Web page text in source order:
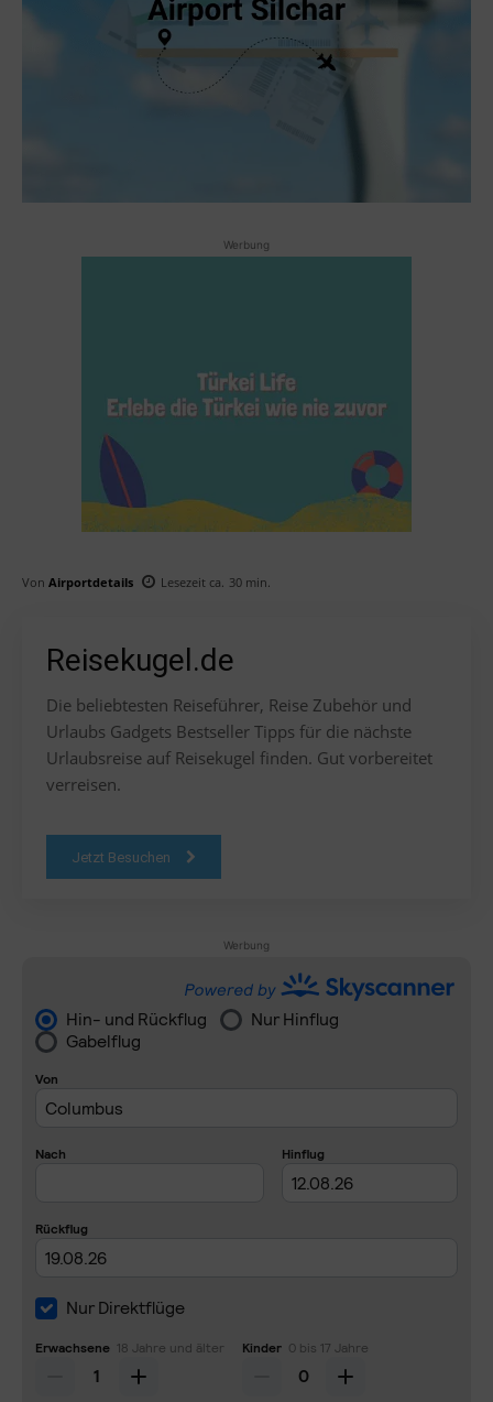
Werbung
Von Airportdetails Lesezeit ca. 30 min.
Reisekugel.de
Die beliebtesten Reiseführer, Reise Zubehör und
Urlaubs Gadgets Bestseller Tipps für die nächste
Urlaubsreise auf Reisekugel finden. Gut vorbereitet
verreisen.
Jetzt Besuchen
Werbung